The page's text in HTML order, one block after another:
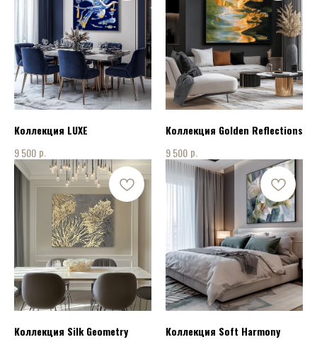
Коллекция LUXE
9 500 р.
Коллекция Golden Reflections
9 500 р.
Коллекция Silk Geometry
Коллекция Soft Harmony
КОНТАКТЫ
+7 915 075 94 08
ПОЗВОНИТЬ НАМ:
НАПИСАТЬ НАМ: